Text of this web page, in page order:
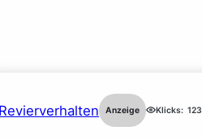
Revierverhalten Anzeige Klicks: 123